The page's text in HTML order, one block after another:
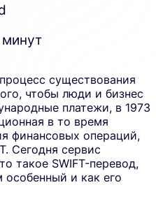
минут
существования
чтобы люди и бизнес
платежи, в 1973
в то время
финансовых операций,
Сегодня сервис
такое SWIFT-перевод,
особенный и как его